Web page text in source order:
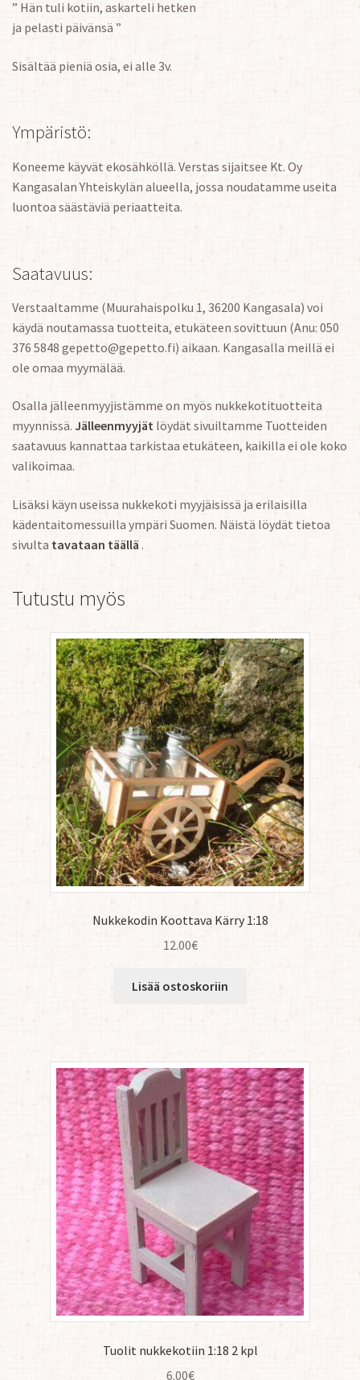
” Hän tuli kotiin, askarteli hetken
ja pelasti päivänsä ”
Sisältää pieniä osia, ei alle 3v.
Ympäristö:
Koneeme käyvät ekosähköllä. Verstas sijaitsee Kt. Oy
Kangasalan Yhteiskylän alueella, jossa noudatamme useita
luontoa säästäviä periaatteita.
Saatavuus:
Verstaaltamme (Muurahaispolku 1, 36200 Kangasala) voi
käydä noutamassa tuotteita, etukäteen sovittuun (Anu: 050
376 5848 gepetto@gepetto.fi) aikaan. Kangasalla meillä ei
ole omaa myymälää.
Osalla jälleenmyyjistämme on myös nukkekotituotteita
myynnissä. Jälleenmyyjät löydät sivuiltamme Tuotteiden
saatavuus kannattaa tarkistaa etukäteen, kaikilla ei ole koko
valikoimaa.
Lisäksi käyn useissa nukkekoti myyjäisissä ja erilaisilla
kädentaitomessuilla ympäri Suomen. Näistä löydät tietoa
sivulta tavataan täällä .
Tutustu myös
Nukkekodin Koottava Kärry 1:18
12.00€
Lisää ostoskoriin
Tuolit nukkekotiin 1:18 2 kpl
6.00€